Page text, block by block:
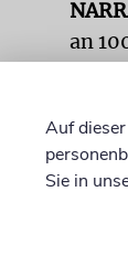
an
Auf
Sie in